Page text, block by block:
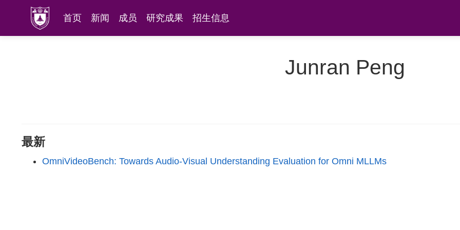
首页 新闻 成员 研究成果 招生信息
Junran Peng
最新
OmniVideoBench: Towards Audio-Visual Understanding Evaluation for Omni MLLMs